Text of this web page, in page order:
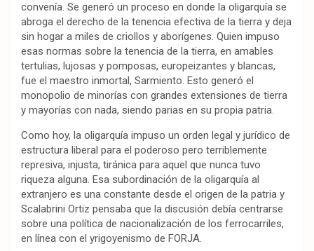
convenía. Se generó un proceso en donde la oligarquía se
abroga el derecho de la tenencia efectiva de la tierra y deja
sin hogar a miles de criollos y aborígenes. Quien impuso
esas normas sobre la tenencia de la tierra, en amables
tertulias, lujosas y pomposas, europeizantes y blancas,
fue el maestro inmortal, Sarmiento. Esto generó el
monopolio de minorías con grandes extensiones de tierra
y mayorías con nada, siendo parias en su propia patria.
Como hoy, la oligarquía impuso un orden legal y jurídico de
estructura liberal para el poderoso pero terriblemente
represiva, injusta, tiránica para aquel que nunca tuvo
riqueza alguna. Esa subordinación de la oligarquía al
extranjero es una constante desde el origen de la patria y
Scalabrini Ortiz pensaba que la discusión debía centrarse
sobre una política de nacionalización de los ferrocarriles,
en línea con el yrigoyenismo de FORJA.